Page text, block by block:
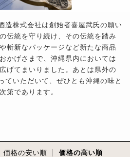
造株式会社は創始者喜屋武氏の願い
伝統を守り続け、その伝統を踏み
斬新なパッケージなど新たな商品
かげさまで、沖縄県内においては
げてまいりました。あとは県外の
ていただいて、ぜひとも沖縄の味と
第であります。
価格の安い順 価格の高い順